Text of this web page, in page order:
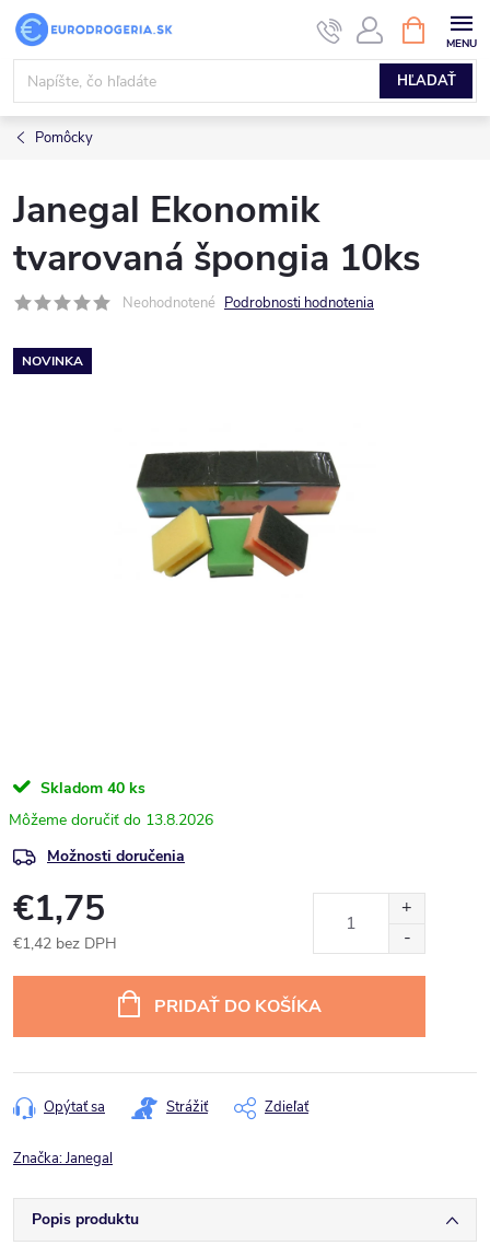
Prejsť
obsah
HĽADAŤ
KOŠÍK
Pomôcky
Janegal Ekonomik
tvarovaná špongia 10ks
Neohodnotené Podrobnosti hodnotenia
NOVINKA
Skladom 40 ks
13.8.2026
Možnosti doručenia
€1,75
€1,42 bez DPH
PRIDAŤ DO KOŠÍKA
Opýtať sa Strážiť Zdieľať
Značka:Janegal
Popis produktu